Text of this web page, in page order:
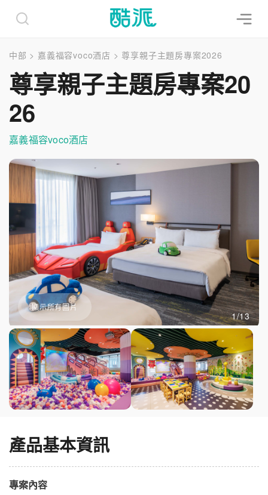
中部 > 嘉義福容voco酒店 >尊享親子主題房專案2026
尊享親子主題房專案20
26
嘉義福容voco酒店
顯示所有圖片
1/13
產品基本資訊
專案內容